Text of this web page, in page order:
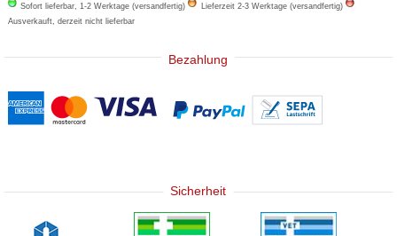
Sofort lieferbar, 1-2 Werktage (versandfertig)
Lieferzeit 2-3 Werktage (versandfertig)
Ausverkauft, derzeit nicht lieferbar
Bezahlung
Sicherheit